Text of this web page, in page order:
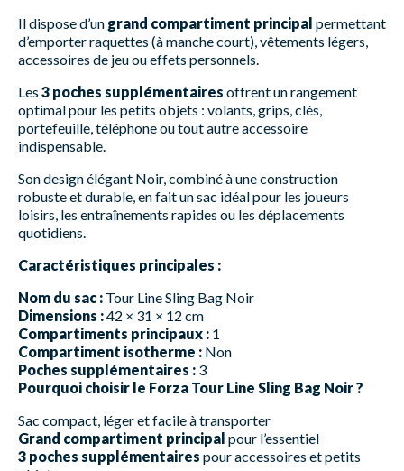
Il dispose d’un grand compartiment principal permettant
d’emporter raquettes (à manche court), vêtements légers,
accessoires de jeu ou effets personnels.
Les 3 poches supplémentaires offrent un rangement
optimal pour les petits objets : volants, grips, clés,
portefeuille, téléphone ou tout autre accessoire
indispensable.
Son design élégant Noir, combiné à une construction
robuste et durable, en fait un sac idéal pour les joueurs
loisirs, les entraînements rapides ou les déplacements
quotidiens.
Caractéristiques principales :
Nom du sac : Tour Line Sling Bag Noir
Dimensions :42 × 31 × 12 cm
Compartiments principaux : 1
Compartiment isotherme : Non
Poches supplémentaires : 3
Pourquoi choisir le Forza Tour Line Sling Bag Noir ?
Sac compact, léger et facile à transporter
Grand compartiment principal pour l’essentiel
3 poches supplémentaires pour accessoires et petits